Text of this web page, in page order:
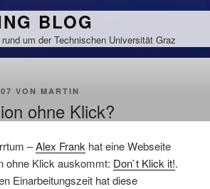
BLOG
um der Technischen Universität Graz
VON MARTIN
ohne Klick?
–Alex Frank hat eine Webseite
ohne Klick auskommt: Don`t Klick it!.
Einarbeitungszeit hat diese